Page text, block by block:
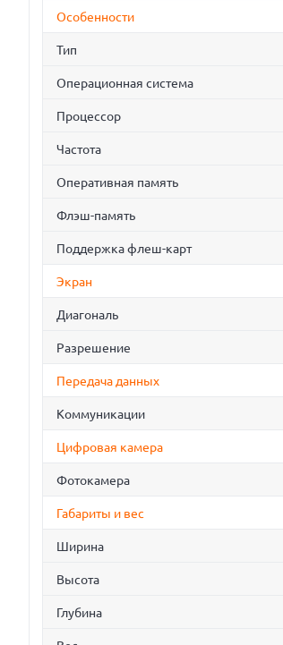
Особенности
Тип
Операционная система
Процессор
Частота
Оперативная память
Флэш-память
Поддержка флеш-карт
Экран
Диагональ
Разрешение
Передача данных
Коммуникации
Цифровая камера
Фотокамера
Габариты и вес
Ширина
Высота
Глубина